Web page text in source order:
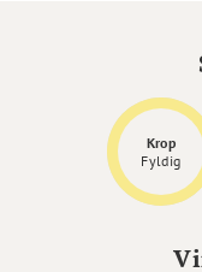
Krop
Fyldig